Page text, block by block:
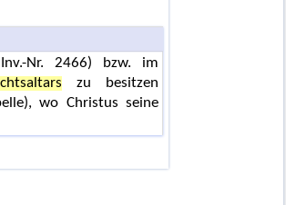
Nr. 2466) bzw. im
zu besitzen
wo Christus seine